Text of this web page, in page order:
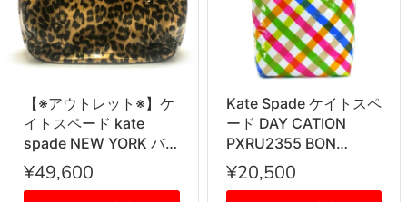
【※アウトレット※】ケ
イトスペード kate
spade NEW YORK バ
ッグ PXRU2040 983
PRINTED TREESH
¥49,600
Kate Spade ケイトスペ
ード DAY CATION
PXRU2355 BON
SHOPPER トート
¥20,500